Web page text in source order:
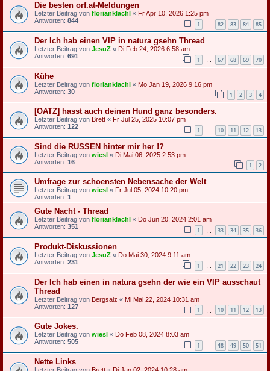
Die besten orf.at-Meldungen
Letzter Beitrag von florianklachl « Fr Apr 10, 2026 1:25 pm
Antworten: 844 1 … 82 83 84 85
Der Ich hab einen VIP in natura gsehn Thread
Letzter Beitrag von JesuZ « Di Feb 24, 2026 6:58 am
Antworten: 691 1 … 67 68 69 70
Kühe
Letzter Beitrag von florianklachl « Mo Jan 19, 2026 9:16 pm
Antworten: 30 1 2 3 4
[OATZ] hasst auch deinen Hund ganz besonders.
Letzter Beitrag von Brett « Fr Jul 25, 2025 10:07 pm
Antworten: 122 1 … 10 11 12 13
Sind die RUSSEN hinter mir her !?
Letzter Beitrag von wiesl « Di Mai 06, 2025 2:53 pm
Antworten: 16 1 2
Umfrage zur schoensten Nebensache der Welt
Letzter Beitrag von wiesl « Fr Jul 05, 2024 10:20 pm
Antworten: 1
Gute Nacht - Thread
Letzter Beitrag von florianklachl « Do Jun 20, 2024 2:01 am
Antworten: 351 1 33 34 35 36
Produkt-Diskussionen
Letzter Beitrag von JesuZ « Do Mai 30, 2024 9:11 am
Antworten: 231 1 … 21 22 23 24
Der Ich hab einen in natura gsehn der wie ein VIP ausschaut
Thread
Letzter Beitrag von Bergsalz « Mi Mai 22, 2024 10:31 am
Antworten: 127 1 10 11 12 13
Gute Jokes.
Letzter Beitrag von wiesl « Do Feb 08, 2024 8:03 am
Antworten: 505 1 48 49 50 51
Nette Links